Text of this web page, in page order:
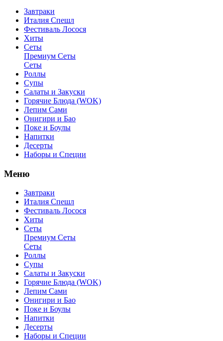
Завтраки
Италия Спешл
Фестиваль Лосося
Хиты
Сеты
Премиум Сеты
Сеты
Роллы
Супы
Салаты и Закуски
Горячие Блюда (WOK)
Лепим Сами
Онигири и Бао
Поке и Боулы
Напитки
Десерты
Наборы и Специи
Меню
Завтраки
Италия Спешл
Фестиваль Лосося
Хиты
Сеты
Премиум Сеты
Сеты
Роллы
Супы
Салаты и Закуски
Горячие Блюда (WOK)
Лепим Сами
Онигири и Бао
Поке и Боулы
Напитки
Десерты
Наборы и Специи